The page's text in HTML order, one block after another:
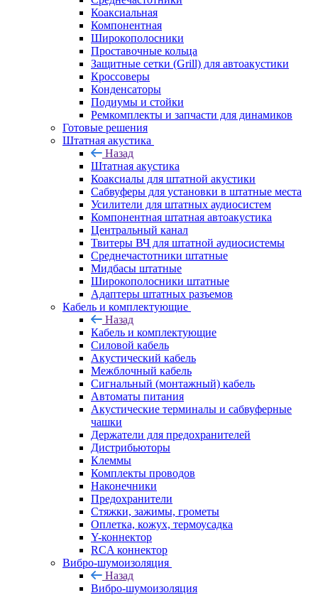
Коаксиальная
Компонентная
Широкополосники
Проставочные кольца
Защитные сетки (Grill) для автоакустики
Кроссоверы
Конденсаторы
Подиумы и стойки
Ремкомплекты и запчасти для динамиков
Готовые решения
Штатная акустика
Назад
Штатная акустика
Коаксиалы для штатной акустики
Сабвуферы для установки в штатные места
Усилители для штатных аудиосистем
Компонентная штатная автоакустика
Центральный канал
Твитеры ВЧ для штатной аудиосистемы
Среднечастотники штатные
Мидбасы штатные
Широкополосники штатные
Адаптеры штатных разъемов
Кабель и комплектующие
Назад
Кабель и комплектующие
Силовой кабель
Акустический кабель
Межблочный кабель
Сигнальный (монтажный) кабель
Автоматы питания
Акустические терминалы и сабвуферные
чашки
Держатели для предохранителей
Дистрибьюторы
Клеммы
Комплекты проводов
Наконечники
Предохранители
Стяжки, зажимы, грометы
Оплетка, кожух, термоусадка
Y-коннектор
RCA коннектор
Вибро-шумоизоляция
Назад
Вибро-шумоизоляция